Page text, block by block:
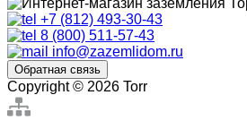
+7 (812) 493-30-43
8 (800) 511-57-43
info@zazemlidom.ru
Обратная связь
Copyright © 2026 Torr